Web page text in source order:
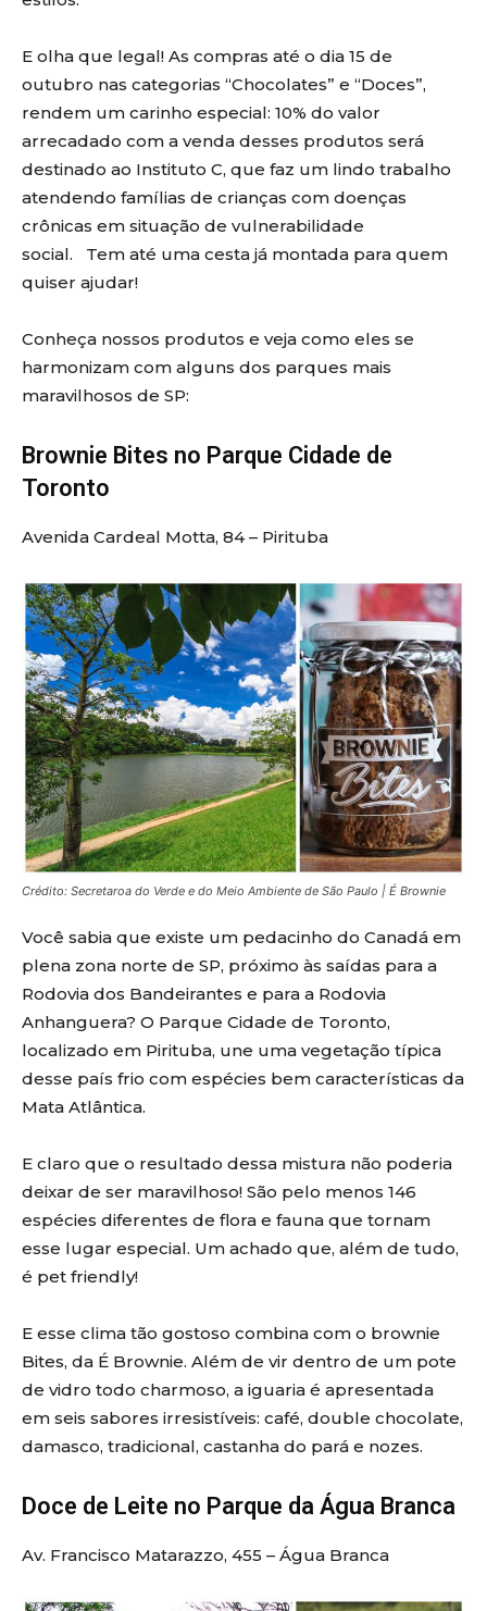
E olha que legal! As compras até o dia 15 de
outubro nas categorias “Chocolates” e “Doces”,
rendem um carinho especial: 10% do valor
arrecadado com a venda desses produtos será
destinado ao Instituto C, que faz um lindo trabalho
atendendo famílias de crianças com doenças
crônicas em situação de vulnerabilidade
social. Tem até uma cesta já montada para quem
quiser ajudar!
Conheça nossos produtos e veja como eles se
harmonizam com alguns dos parques mais
maravilhosos de SP:
Brownie Bites no Parque Cidade de
Toronto
Avenida Cardeal Motta, 84 – Pirituba
Crédito: Secretaroa do Verde e do Meio Ambiente de São Paulo | É Brownie
Você sabia que existe um pedacinho do Canadá em
plena zona norte de SP, próximo às saídas para a
Rodovia dos Bandeirantes e para a Rodovia
Anhanguera? O Parque Cidade de Toronto,
localizado em Pirituba, une uma vegetação típica
desse país frio com espécies bem características da
Mata Atlântica.
E claro que o resultado dessa mistura não poderia
deixar de ser maravilhoso! São pelo menos 146
espécies diferentes de flora e fauna que tornam
esse lugar especial. Um achado que, além de tudo,
é pet friendly!
E esse clima tão gostoso combina com o brownie
Bites, da É Brownie. Além de vir dentro de um pote
de vidro todo charmoso, a iguaria é apresentada
em seis sabores irresistíveis: café, double chocolate,
damasco, tradicional, castanha do pará e nozes.
Doce de Leite no Parque da Água Branca
Av. Francisco Matarazzo, 455 – Água Branca